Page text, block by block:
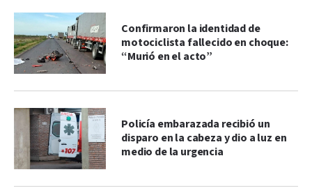
Confirmaron la identidad de
motociclista fallecido en choque:
“Murió en el acto”
Policía embarazada recibió un
disparo en la cabeza y dio a luz en
medio de la urgencia